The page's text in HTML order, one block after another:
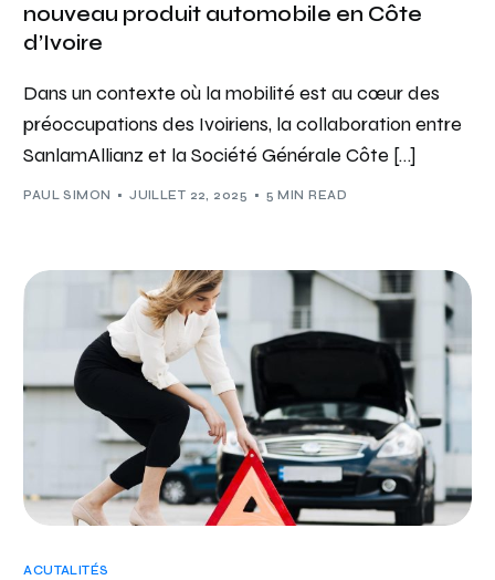
nouveau produit automobile en Côte
d’Ivoire
Dans un contexte où la mobilité est au cœur des
préoccupations des Ivoiriens, la collaboration entre
SanlamAllianz et la Société Générale Côte […]
PAUL SIMON JUILLET 22, 2025 5 MIN READ
ACUTALITÉS